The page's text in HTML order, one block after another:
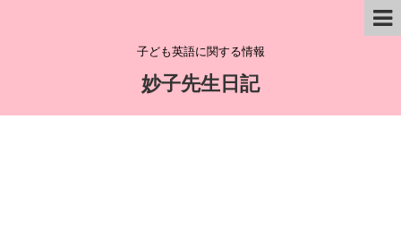
子ども英語に関する情報
妙子先生日記